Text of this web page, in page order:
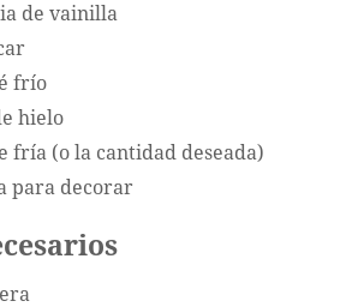
de vainilla
frío
hielo
fría (o la cantidad deseada)
para decorar